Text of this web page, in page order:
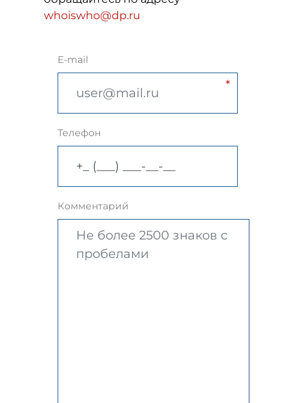
whoiswho@dp.ru
E-mail
Телефон
Комментарий